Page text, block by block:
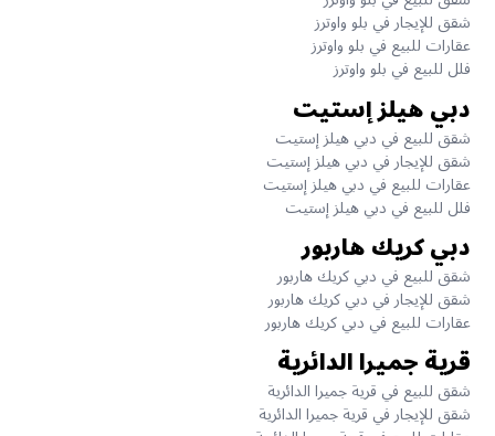
شقق للإيجار في بلو واوترز
عقارات للبيع في بلو واوترز
فلل للبيع في بلو واوترز
دبي هيلز إستيت
شقق للبيع في دبي هيلز إستيت
شقق للإيجار في دبي هيلز إستيت
عقارات للبيع في دبي هيلز إستيت
فلل للبيع في دبي هيلز إستيت
دبي كريك هاربور
شقق للبيع في دبي كريك هاربور
شقق للإيجار في دبي كريك هاربور
عقارات للبيع في دبي كريك هاربور
قرية جميرا الدائرية
شقق للبيع في قرية جميرا الدائرية
شقق للإيجار في قرية جميرا الدائرية